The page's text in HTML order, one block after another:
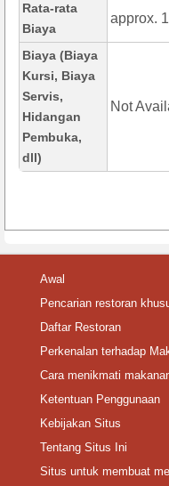
Rata-rata
Biaya
approx.
Biaya (Biaya
Kursi, Biaya
Servis,
Hidangan
Pembuka,
dll)
Not
Awal
Pencarian restoran
Daftar Restoran
Perkenalan terhadap
Cara menikmati
Ketentuan Penggunaan
Kebijakan Situs
Tentang Situs Ini
Situs untuk membuat